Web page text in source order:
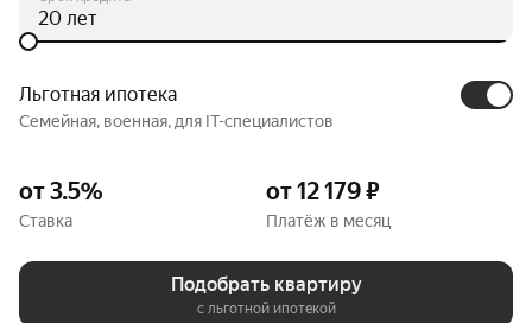
лет
Льготная ипотека
Семейная, военная, для IT-специалистов
от 3.5%
Ставка
от 12 179 ₽
Платёж в месяц
Подобрать квартиру
с льготной ипотекой